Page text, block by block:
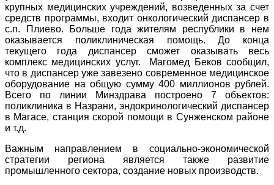
крупных медицинских учреждений, возведенных за счет
средств программы, входит онкологический диспансер в
с.п. Плиево. Больше года жителям республики в нем
оказывается поликлиническая помощь. До конца
текущего года диспансер сможет оказывать весь
комплекс медицинских услуг. Магомед Беков сообщил,
что в диспансер уже завезено современное медицинское
оборудование на общую сумму 400 миллионов рублей.
Всего по линии Минздрава построено 7 объектов:
поликлиника в Назрани, эндокринологический диспансер
в Магасе, станция скорой помощи в Сунженском районе
и т.д.
Важным направлением в социально-экономической
стратегии региона является также развитие
промышленного сектора, создание новых производств.